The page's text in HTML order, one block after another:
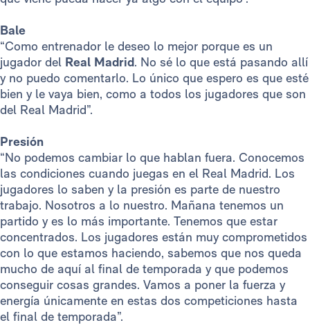
Bale
“Como entrenador le deseo lo mejor porque es un
jugador del Real Madrid. No sé lo que está pasando allí
y no puedo comentarlo. Lo único que espero es que esté
bien y le vaya bien, como a todos los jugadores que son
del Real Madrid”.
Presión
“No podemos cambiar lo que hablan fuera. Conocemos
las condiciones cuando juegas en el Real Madrid. Los
jugadores lo saben y la presión es parte de nuestro
trabajo. Nosotros a lo nuestro. Mañana tenemos un
partido y es lo más importante. Tenemos que estar
concentrados. Los jugadores están muy comprometidos
con lo que estamos haciendo, sabemos que nos queda
mucho de aquí al final de temporada y que podemos
conseguir cosas grandes. Vamos a poner la fuerza y
energía únicamente en estas dos competiciones hasta
el final de temporada”.